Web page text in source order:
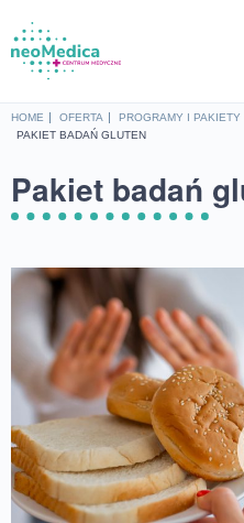
HOME OFERTA
PROGRAMY I PAKIETY
PAKIET BADAŃ GLUTEN
Pakiet badań
Baza
UMÓW